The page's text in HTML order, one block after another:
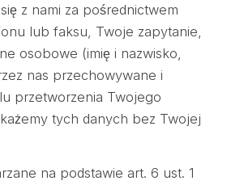
z nami za pośrednictwem
lub faksu, Twoje zapytanie,
osobowe (imię i nazwisko,
nas przechowywane i
przetworzenia Twojego
tych danych bez Twojej
na podstawie art. 6 ust. 1